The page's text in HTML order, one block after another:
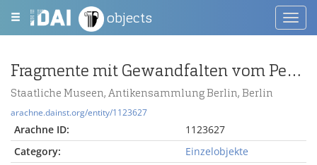
objects
Fragmente mit Gewandfalten vom Pergamonaltar (Rundplastik oder Relief)
Staatliche Museen, Antikensammlung Berlin, Berlin
arachne.dainst.org/entity/1123627
Arachne ID:
1123627
Category:
Einzelobjekte